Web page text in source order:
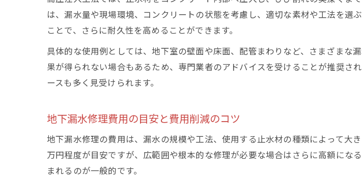
は、漏水量や現場環境、コンクリートの状態を考慮し、適切な素材や工法を選
ことで、さらに耐久性を高めることができます。
具体的な使用例としては、地下室の壁面や床面、配管まわりなど、さまざまな
果が得られない場合もあるため、専門業者のアドバイスを受けることが推奨さ
ースも多く見受けられます。
地下漏水修理費用の目安と費用削減のコツ
地下漏水修理の費用は、漏水の規模や工法、使用する止水材の種類によって大
万円程度が目安ですが、広範囲や根本的な修理が必要な場合はさらに高額にな
まれるのが一般的です。